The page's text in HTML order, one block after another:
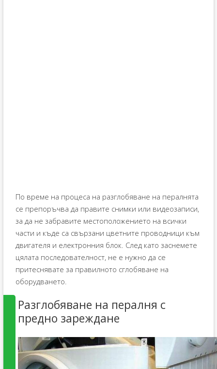
По време на процеса на разглобяване на пералнята
се препоръчва да правите снимки или видеозаписи,
за да не забравите местоположението на всички
части и къде са свързани цветните проводници към
двигателя и електронния блок. След като заснемете
цялата последователност, не е нужно да се
притеснявате за правилното сглобяване на
оборудването.
Разглобяване на пералня с
предно зареждане